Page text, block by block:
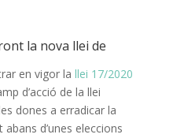
la nova llei de
en vigor la llei 17/2020
d’acció de la llei
dones a erradicar la
d’unes eleccions